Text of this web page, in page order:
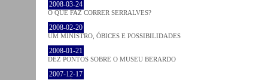
2008-03-24
O QUE FAZ CORRER SERRALVES?
2008-02-20
UM MINISTRO, ÓBICES E POSSIBILIDADES
2008-01-21
DEZ PONTOS SOBRE O MUSEU BERARDO
2007-12-17